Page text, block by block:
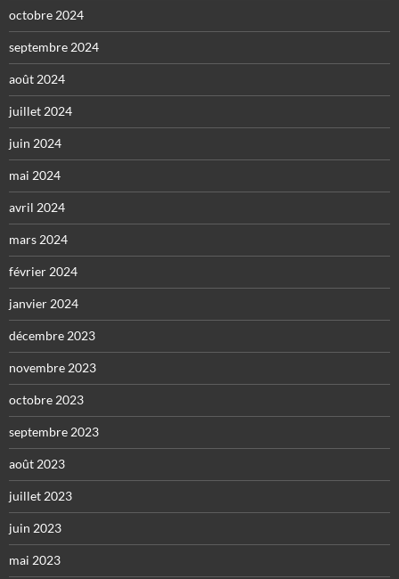
octobre 2024
septembre 2024
août 2024
juillet 2024
juin 2024
mai 2024
avril 2024
mars 2024
février 2024
janvier 2024
décembre 2023
novembre 2023
octobre 2023
septembre 2023
août 2023
juillet 2023
juin 2023
mai 2023